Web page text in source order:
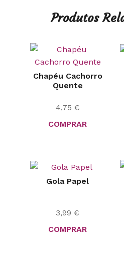
Produtos
Chapéu Cachorro
Quente
4,75 €
COMPRAR
Gola Papel
3,99 €
COMPRAR